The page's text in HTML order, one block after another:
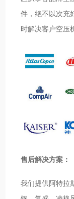
件，绝不以次充
时解决客户空压
售后解决方案：
我们提供阿特拉